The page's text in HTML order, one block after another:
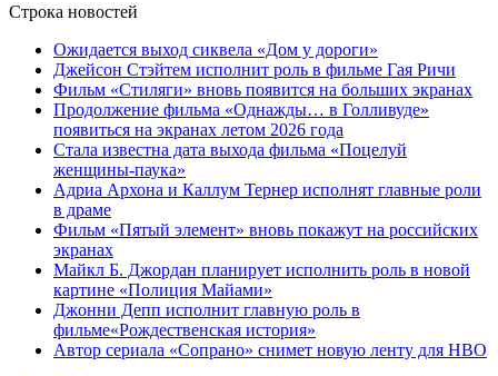
Строка новостей
Ожидается выход сиквела «Дом у дороги»
Джейсон Стэйтем исполнит роль в фильме Гая Ричи
Фильм «Стиляги» вновь появится на больших экранах
Продолжение фильма «Однажды… в Голливуде»
появиться на экранах летом 2026 года
Стала известна дата выхода фильма «Поцелуй
женщины-паука»
Адриа Архона и Каллум Тернер исполнят главные роли
в драме
Фильм «Пятый элемент» вновь покажут на российских
экранах
Майкл Б. Джордан планирует исполнить роль в новой
картине «Полиция Майами»
Джонни Депп исполнит главную роль в
фильме«Рождественская история»
Автор сериала «Сопрано» снимет новую ленту для HBO